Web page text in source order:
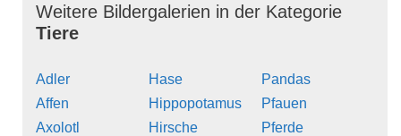
Weitere Bildergalerien in der Kategorie
Tiere
Adler
Affen
Axolotl
Hase
Hippopotamus
Hirsche
Pandas
Pfauen
Pferde